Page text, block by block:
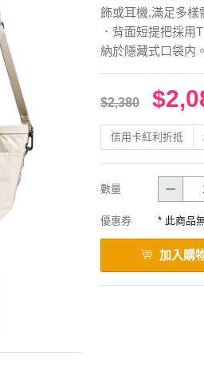
飾或耳機,滿足多樣
．背面短提把採用
納於隱藏式口袋内。
$2,380
信用卡紅利折抵
數量
優惠券 * 此商品
加入購